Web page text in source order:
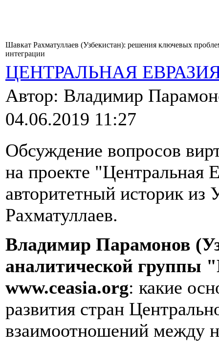
Шавкат Рахматуллаев (Узбекистан): решения ключевых
интеграции
ЦЕНТРАЛЬНАЯ
Автор: Владимир
04.06.2019 11:27
Обсуждение вопросов
на проекте "Центральная
авторитетный историк из
Рахматуллаев.
Владимир Парамонов
аналитической группы
www.ceasia.org: какие
развития стран
взаимоотношений между